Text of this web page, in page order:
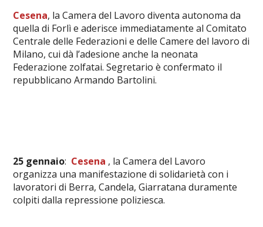
Cesena, la Camera del Lavoro diventa autonoma da
quella di Forlì e aderisce immediatamente al Comitato
Centrale delle Federazioni e delle Camere del lavoro di
Milano, cui dà l’adesione anche la neonata
Federazione zolfatai. Segretario è confermato il
repubblicano Armando Bartolini.
25 gennaio: Cesena , la Camera del Lavoro
organizza una manifestazione di solidarietà con i
lavoratori di Berra, Candela, Giarratana duramente
colpiti dalla repressione poliziesca.